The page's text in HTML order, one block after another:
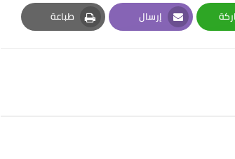
إرسال
Email
طباعة
Print